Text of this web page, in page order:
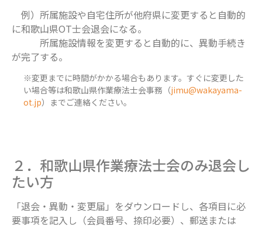
例）所属施設や自宅住所が他府県に変更すると自動的
に和歌山県OT士会退会になる。
所属施設情報を変更すると自動的に、異動手続き
が完了する。
※変更までに時間がかかる場合もあります。すぐに変更した
い場合等は和歌山県作業療法士会事務（jimu@wakayama-
ot.jp）までご連絡ください。
２．和歌山県作業療法士会のみ退会し
たい方
「退会・異動・変更届」をダウンロードし、各項目に必
要事項を記入し（会員番号、捺印必要）、郵送または